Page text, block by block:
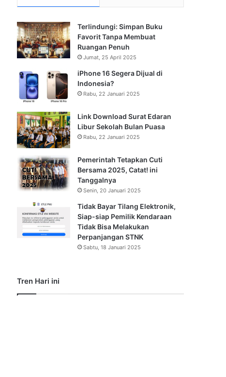
Terlindungi: Simpan Buku
Favorit Tanpa Membuat
Ruangan Penuh
Jumat, 25 April 2025
iPhone 16 Segera Dijual di
Indonesia?
Rabu, 22 Januari 2025
Link Download Surat Edaran
Libur Sekolah Bulan Puasa
Rabu, 22 Januari 2025
Pemerintah Tetapkan Cuti
Bersama 2025, Catat! ini
Tanggalnya
Senin, 20 Januari 2025
Tidak Bayar Tilang Elektronik,
Siap-siap Pemilik Kendaraan
Tidak Bisa Melakukan
Perpanjangan STNK
Sabtu, 18 Januari 2025
Tren Hari ini